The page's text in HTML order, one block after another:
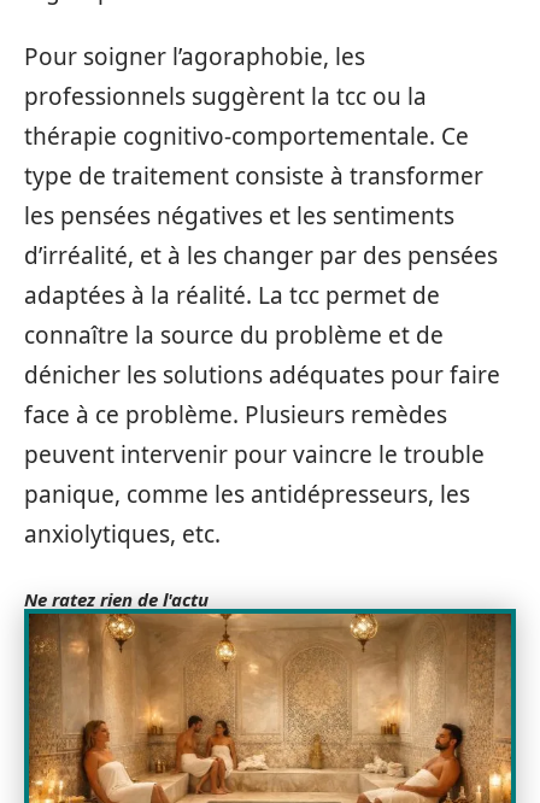
Pour soigner l’agoraphobie, les
professionnels suggèrent la tcc ou la
thérapie cognitivo-comportementale. Ce
type de traitement consiste à transformer
les pensées négatives et les sentiments
d’irréalité, et à les changer par des pensées
adaptées à la réalité. La tcc permet de
connaître la source du problème et de
dénicher les solutions adéquates pour faire
face à ce problème. Plusieurs remèdes
peuvent intervenir pour vaincre le trouble
panique, comme les antidépresseurs, les
anxiolytiques, etc.
Ne ratez rien de l'actu